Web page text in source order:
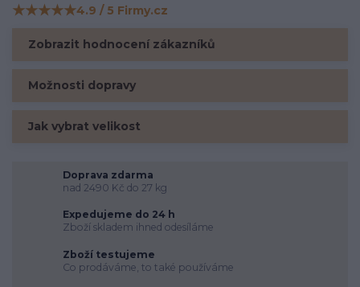
Hodnocení na Firmy.cz
★★★★★4.9 / 5 Firmy.cz
Zobrazit hodnocení zákazníků
Možnosti dopravy
Jak vybrat velikost
Doprava zdarma
nad 2490 Kč do 27 kg
Expedujeme do 24 h
Zboží skladem ihned odesíláme
Zboží testujeme
Co prodáváme, to také používáme